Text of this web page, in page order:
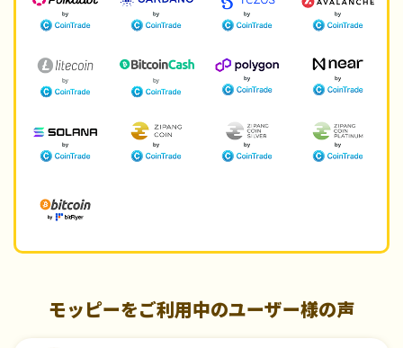
モッピーをご利用中のユーザー様の声